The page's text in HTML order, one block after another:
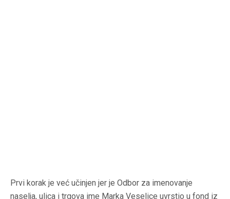
Prvi korak je već učinjen jer je Odbor za imenovanje
naselja, ulica i trgova ime Marka Veselice uvrstio u fond iz